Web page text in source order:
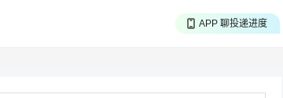
APP 聊投递进度